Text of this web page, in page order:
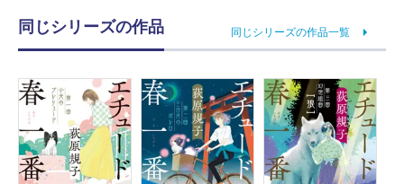
同じシリーズの作品 同じシリーズの作品一覧